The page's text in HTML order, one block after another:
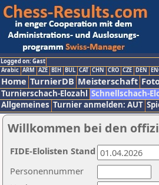
Logged on: Gast
Arabic ARM AZE BIH BUL CAT CHN CRO CZE DEN
Home TurnierDB Meisterschaft
Turnierschach-Elozahl Schnellschach-
Allgemeines Turnier anmelden: AUT
Willkommen bei den
Personennummer
FIDE-Elolisten Stand